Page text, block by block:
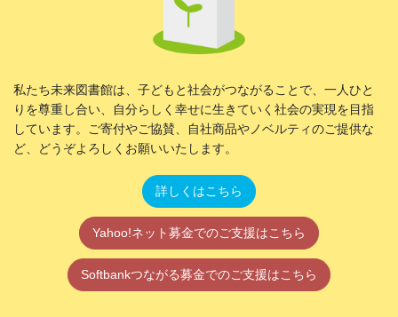
私たち未来図書館は、子どもと社会がつながることで、一人ひと
りを尊重し合い、自分らしく幸せに生きていく社会の実現を目指
しています。ご寄付やご協賛、自社商品やノベルティのご提供な
ど、どうぞよろしくお願いいたします。
詳しくはこちら
Yahoo!ネット募金でのご支援はこちら
Softbankつながる募金でのご支援はこちら